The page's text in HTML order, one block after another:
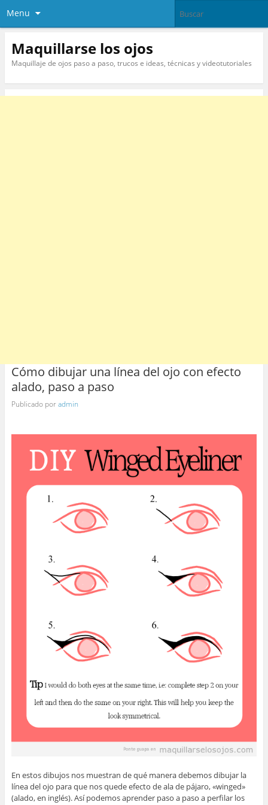
Menu
Maquillarse los ojos
Maquillaje de ojos paso a paso, trucos e ideas, técnicas y videotutoriales
Cómo dibujar una línea del ojo con efecto
alado, paso a paso
Publicado poradmin
En estos dibujos nos muestran de qué manera debemos dibujar la
línea del ojo para que nos quede efecto de ala de pájaro, «winged»
(alado, en inglés). Así podemos aprender paso a paso a perfilar los